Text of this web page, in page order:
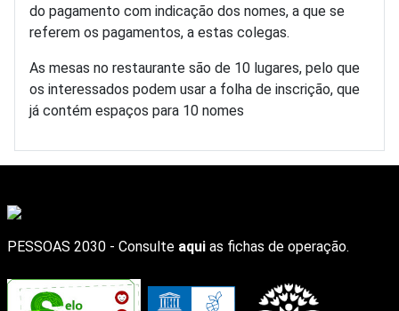
do pagamento com indicação dos nomes, a que se
referem os pagamentos, a estas colegas.
As mesas no restaurante são de 10 lugares, pelo que
os interessados podem usar a folha de inscrição, que
já contém espaços para 10 nomes
PESSOAS 2030 - Consulte aqui as fichas de operação.